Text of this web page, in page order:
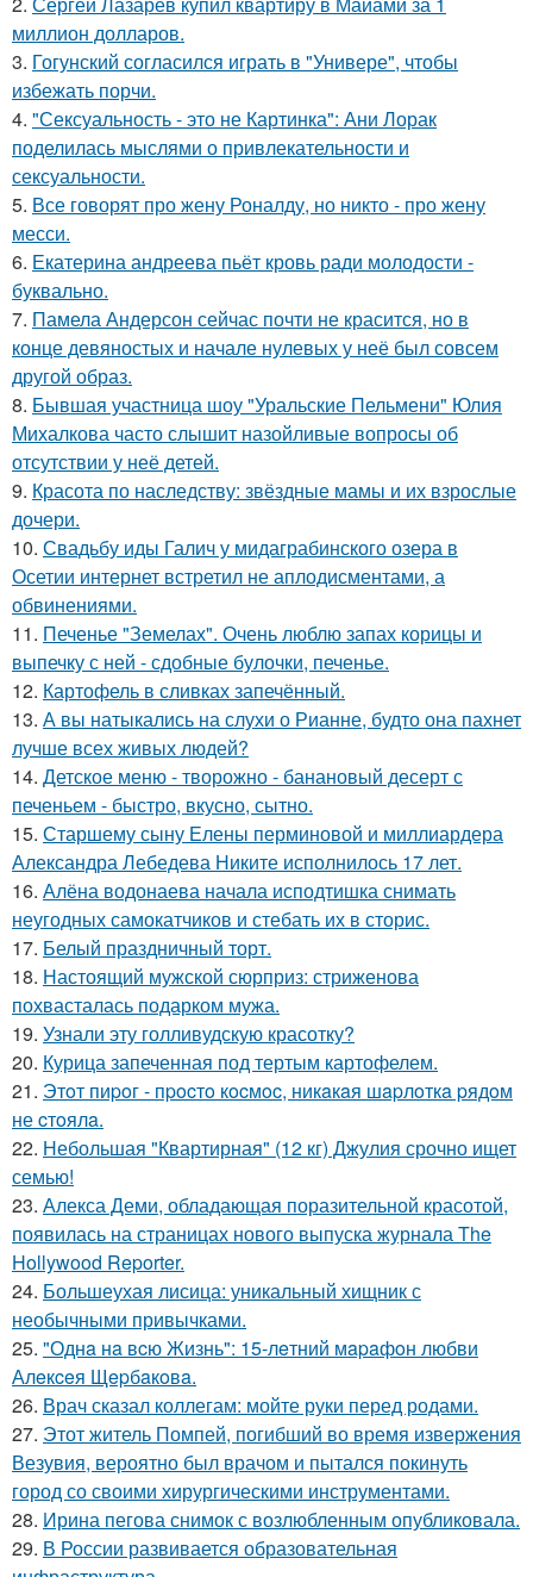
миллион долларов.
3. Гогунский согласился играть в "Универе", чтобы
избежать порчи.
4. "Сексуальность - это не Картинка": Ани Лорак
поделилась мыслями о привлекательности и
сексуальности.
5. Все говорят про жену Роналду, но никто - про жену
месси.
6. Екатерина андреева пьёт кровь ради молодости -
буквально.
7. Памела Андерсон сейчас почти не красится, но в
конце девяностых и начале нулевых у неё был совсем
другой образ.
8. Бывшая участница шоу "Уральские Пельмени" Юлия
Михалкова часто слышит назойливые вопросы об
отсутствии у неё детей.
9. Красота по наследству: звёздные мамы и их взрослые
дочери.
10. Свадьбу иды Галич у мидаграбинского озера в
Осетии интернет встретил не аплодисментами, а
обвинениями.
11. Печенье "Земелах". Очень люблю запах корицы и
выпечку с ней - сдобные булочки, печенье.
12. Картофель в сливках запечённый.
13. А вы натыкались на слухи о Рианне, будто она пахнет
лучше всех живых людей?
14. Детское меню - творожно - банановый десерт с
печеньем - быстро, вкусно, сытно.
15. Старшему сыну Елены перминовой и миллиардера
Александра Лебедева Никите исполнилось 17 лет.
16. Алёна водонаева начала исподтишка снимать
неугодных самокатчиков и стебать их в сторис.
17. Белый праздничный торт.
18. Настоящий мужской сюрприз: стриженова
похвасталась подарком мужа.
19. Узнали эту голливудскую красотку?
20. Курица запеченная под тертым картофелем.
21. Этoт пиpoг - пpocтo кocмoc, никaкaя шapлoткa pядoм
не cтoялa.
22. Небольшая "Квартирная" (12 кг) Джулия срочно ищет
семью!
23. Алекса Деми, обладающая поразительной красотой,
появилась на страницах нового выпуска журнала The
Hollywood Reporter.
24. Большеухая лисица: уникальный хищник с
необычными привычками.
25. "Однa нa вcю Жизнь": 15-лeтний мapaфoн любви
Алeкceя Щepбaкoвa.
26. Врач сказал коллегам: мойте руки перед родами.
27. Этот житель Помпей, погибший во время извержения
Везувия, вероятно был врачом и пытался покинуть
город со своими хирургическими инструментами.
28. Ирина пегова снимок с возлюбленным опубликовала.
29. В России развивается образовательная